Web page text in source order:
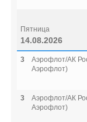
Пятница
14.08.2026
3
Аэрофлот/АК
Аэрофлот)
3
Аэрофлот/АК
Аэрофлот)